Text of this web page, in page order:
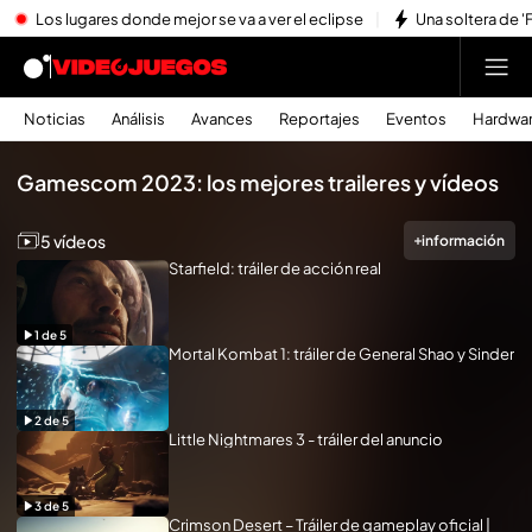
Los lugares donde mejor se va a ver el eclipse Una soltera de
Noticias Análisis Avances Reportajes Eventos
Gamescom 2023: los mejores traileres y vídeos
Reproducir todo
5 vídeos información
1 de5
Starfield: tráiler de acción real
2de5
Mortal Kombat 1: tráiler de General Shao y Sinder
3de5
Little Nightmares 3 - tráiler del anuncio
Crimson Desert – Tráiler de gameplay oficial |